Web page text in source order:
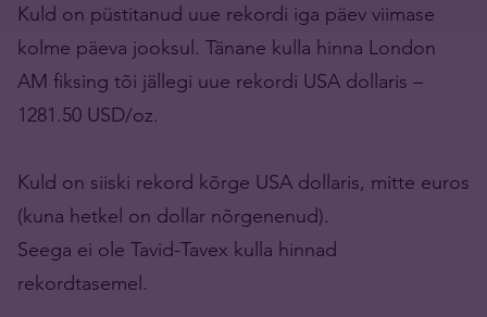
Kuld on püstitanud uue rekordi iga päev viimase
kolme päeva jooksul. Tänane kulla hinna London
AM fiksing tõi jällegi uue rekordi USA dollaris –
1281.50 USD/oz.
Kuld on siiski rekord kõrge USA dollaris, mitte euros
(kuna hetkel on dollar nõrgenenud).
Seega ei ole Tavid-Tavex kulla hinnad
rekordtasemel.